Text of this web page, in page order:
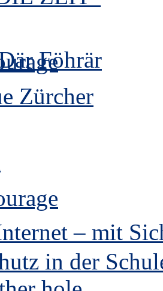
Föhrär
Zürcher
– mit
in der